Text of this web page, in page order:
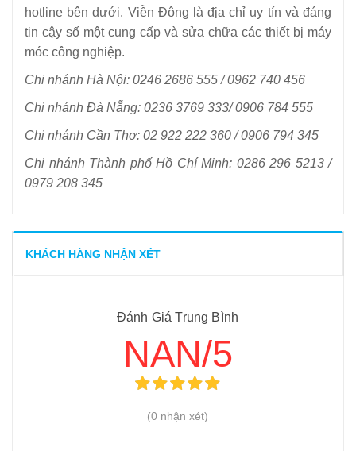
hotline bên dưới. Viễn Đông là địa chỉ uy tín và đáng
tin cậy số một cung cấp và sửa chữa các thiết bị máy
móc công nghiệp.
Chi nhánh Hà Nội: 0246 2686 555 / 0962 740 456
Chi nhánh Đà Nẵng: 0236 3769 333/ 0906 784 555
Chi nhánh Cần Thơ: 02 922 222 360 / 0906 794 345
Chi nhánh Thành phố Hồ Chí Minh: 0286 296 5213 /
0979 208 345
KHÁCH HÀNG NHẬN XÉT
Đánh Giá Trung Bình
NAN/5
(0 nhận xét)